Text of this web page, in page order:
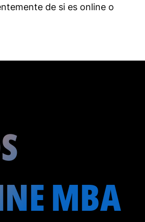
de si es online o
MBA